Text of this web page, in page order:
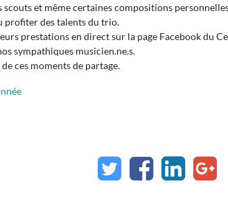
scouts et même certaines compositions
profiter des talents du trio.
prestations en direct sur la page Facebook du
sympathiques musicien.ne.s.
ces moments de partage.